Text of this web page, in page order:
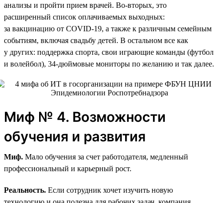
анализы и пройти прием врачей. Во-вторых, это
расширенный список оплачиваемых выходных:
за вакцинацию от COVID-19, а также к различным семейным
событиям, включая свадьбу детей. В остальном все как
у других: поддержка спорта, свои играющие команды (футбол
и волейбол), 34‑дюймовые мониторы по желанию и так далее.
Миф № 4. Возможности
обучения и развития
Миф. Мало обучения за счет работодателя, медленный
профессиональный и карьерный рост.
Реальность. Если сотрудник хочет изучить новую